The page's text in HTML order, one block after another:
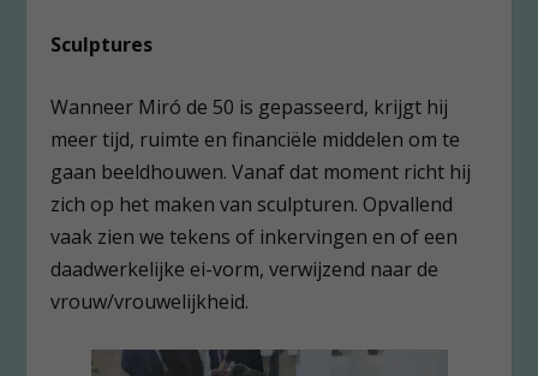
Sculptures
Wanneer Miró de 50 is gepasseerd, krijgt hij
meer tijd, ruimte en financiële middelen om te
gaan beeldhouwen. Vanaf dat moment richt hij
zich op het maken van sculpturen. Opvallend
vaak zien we tekens of inkervingen en of een
daadwerkelijke ei-vorm, verwijzend naar de
vrouw/vrouwelijkheid.